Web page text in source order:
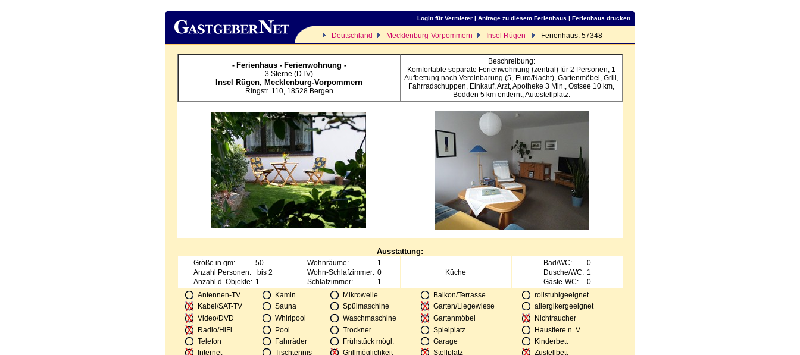
Login für Vermieter | Anfrage zu diesem Ferienhaus | Ferienhaus drucken
Deutschland Mecklenburg-Vorpommern Insel Rügen Ferienhaus: 57348
- Ferienhaus - Ferienwohnung -
3 Sterne (DTV)
Insel Rügen, Mecklenburg-Vorpommern
Ringstr. 110, 18528 Bergen
Beschreibung:
Komfortable separate Ferienwohnung (zentral) für 2 Personen, 1
Aufbettung nach Vereinbarung (5,-Euro/Nacht), Gartenmöbel, Grill,
Fahrradschuppen, Einkauf, Arzt, Apotheke 3 Min., Ostsee 10 km,
Bodden 5 km entfernt, Autostellplatz.
Ausstattung:
Größe in qm:
50
Anzahl Personen:
bis 2
Anzahl d. Objekte: 1
Wohnräume:
1
Wohn-Schlafzimmer: 0
Schlafzimmer:
1
Küche
Bad/WC:
0
Dusche/WC: 1
Gäste-WC:
0
Antennen-TV
Kamin Mikrowelle Balkon/Terrasse
rollstuhlgeeignet
Kabel/SAT-TV
Sauna Spülmaschine Garten/Liegewiese
allergikergeeignet
Video/DVD
Whirlpool Waschmaschine Gartenmöbel
Nichtraucher
Radio/HiFi
Pool Trockner Spielplatz
Haustiere n. V.
Telefon
Fahrräder Frühstück mögl. Garage
Kinderbett
Internet
Tischtennis Grillmöglichkeit Stellplatz Zustellbett